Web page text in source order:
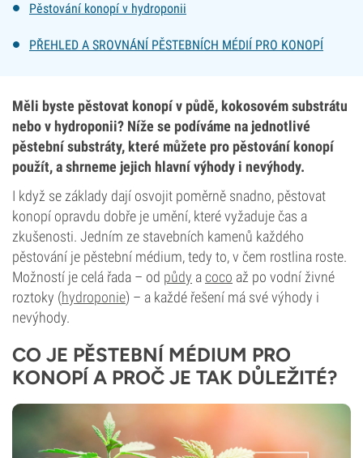
Pěstování konopí v hydroponii
PŘEHLED A SROVNÁNÍ PĚSTEBNÍCH MÉDIÍ PRO KONOPÍ
Měli byste pěstovat konopí v půdě, kokosovém substrátu
nebo v hydroponii? Níže se podíváme na jednotlivé
pěstební substráty, které můžete pro pěstování konopí
použít, a shrneme jejich hlavní výhody i nevýhody.
I když se základy dají osvojit poměrně snadno, pěstovat
konopí opravdu dobře je umění, které vyžaduje čas a
zkušenosti. Jedním ze stavebních kamenů každého
pěstování je pěstební médium, tedy to, v čem rostlina roste.
Možností je celá řada – od půdy acoco až po vodní živné
roztoky (hydroponie) – a každé řešení má své výhody i
nevýhody.
CO JE PĚSTEBNÍ MÉDIUM PRO
KONOPÍ A PROČ JE TAK DŮLEŽITÉ?